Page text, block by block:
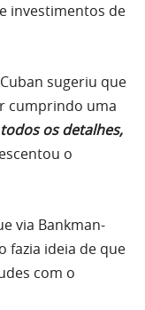
investimentos de
sugeriu que
cumprindo uma
todos os detalhes,
o
via Bankman-
fazia ideia de que
com o